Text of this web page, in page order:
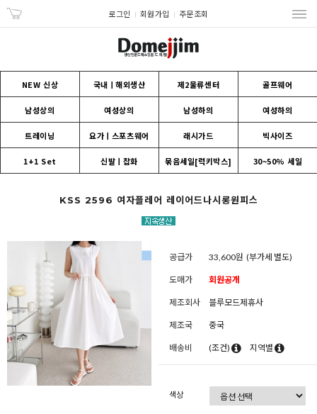
로그인 회원가입 주문조회
NEW 신상 국내ㅣ해외생산 제2물류센터 골프웨어
남성상의 여성상의 남성하의 여성하의
트레이닝 요가ㅣ스포츠웨어 래시가드 빅사이즈
1+1 Set 신발ㅣ잡화 묶음세일[럭키박스] 30~50% 세일
KSS 2596 여자플레어 레이어드나시롱원피스
공급가 33,600원 (부가세 별도)
도매가 회원공개
제조회사 블루모드제휴사
제조국 중국
배송비 (조건) 지역별
색상